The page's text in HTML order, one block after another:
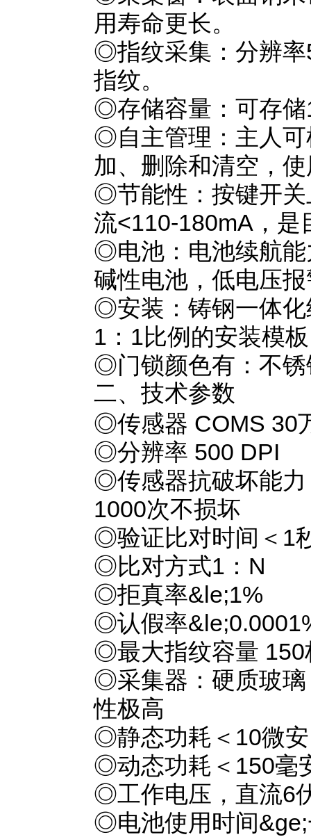
用寿命更长。
◎指纹采集：分辨率
指纹。
◎存储容量：可存储
◎自主管理：主人可
加、删除和清空，
◎节能性：按键开关
流<110-180mA，
◎电池：电池续航能
碱性电池，低电压
◎安装：铸钢一体化
1：1比例的安装模
◎门锁颜色有：不锈
二、技术参数
◎传感器 COMS 30
◎分辨率 500 DPI
◎传感器抗破坏能力
1000次不损坏
◎验证比对时间＜1
◎比对方式1：N
◎拒真率&le;1%
◎认假率
◎最大指纹容量 150
◎采集器：硬质玻璃
性极高
◎静态功耗＜10微安
◎动态功耗＜150毫
◎工作电压，直流6
◎电池使用时间